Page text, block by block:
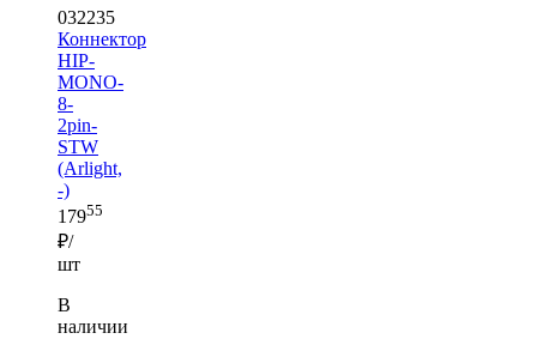
032235
Коннектор
HIP-
MONO-
8-
2pin-
STW
(Arlight,
-)
17955
₽/
шт
В
наличии